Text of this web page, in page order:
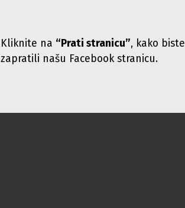
Kliknite na “Prati stranicu”, kako biste
zapratili našu Facebook stranicu.